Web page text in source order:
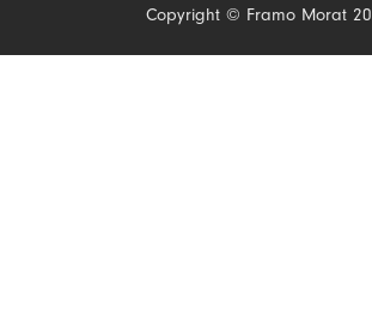
Copyright © Framo Morat